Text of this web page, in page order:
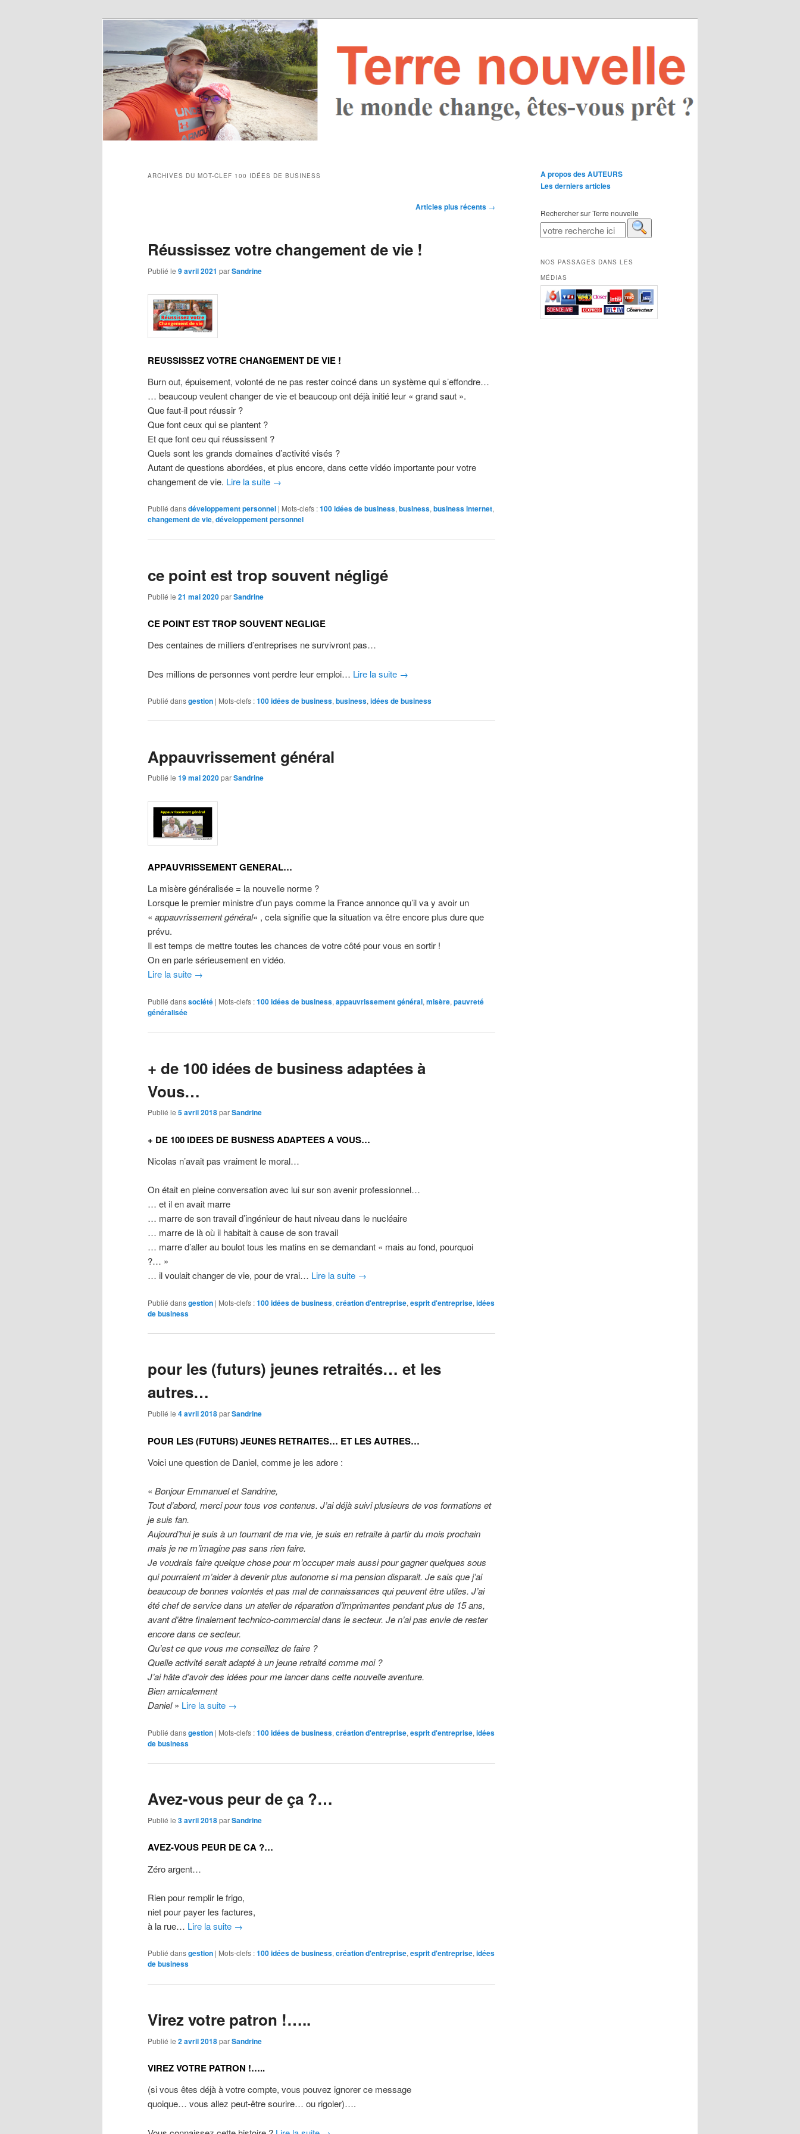
ARCHIVES DU MOT-CLEF 100 IDÉES DE BUSINESS
Articles plus récents →
Réussissez votre changement de vie !
Publié le 9 avril 2021 parSandrine
REUSSISSEZ VOTRE CHANGEMENT DE VIE !
Burn out, épuisement, volonté de ne pas rester coincé dans un système qui s’effondre…
… beaucoup veulent changer de vie et beaucoup ont déjà initié leur « grand saut ».
Que faut-il pout réussir ?
Que font ceux qui se plantent ?
Et que font ceu qui réussissent ?
Quels sont les grands domaines d’activité visés ?
Autant de questions abordées, et plus encore, dans cette vidéo importante pour votre
changement de vie. Lire la suite →
Publié dansdéveloppement personnel | Mots-clefs :100 idées de business, business, business internet,
changement de vie, développement personnel
ce point est trop souvent négligé
Publié le 21 mai 2020parSandrine
CE POINT EST TROP SOUVENT NEGLIGE
Des centaines de milliers d’entreprises ne survivront pas…
Des millions de personnes vont perdre leur emploi… Lire la suite →
Publié dansgestion | Mots-clefs :100 idées de business, business, idées de business
Appauvrissement général
Publié le 19 mai 2020parSandrine
APPAUVRISSEMENT GENERAL…
La misère généralisée = la nouvelle norme ?
Lorsque le premier ministre d’un pays comme la France annonce qu’il va y avoir un
« appauvrissement général« , cela signifie que la situation va être encore plus dure que
prévu.
Il est temps de mettre toutes les chances de votre côté pour vous en sortir !
On en parle sérieusement en vidéo.
Lire la suite →
Publié danssociété | Mots-clefs :100 idées de business, appauvrissement général, misère, pauvreté
généralisée
+ de 100 idées de business adaptées à
Vous…
Publié le 5 avril 2018parSandrine
+ DE 100 IDEES DE BUSNESS ADAPTEES A VOUS…
Nicolas n’avait pas vraiment le moral…
On était en pleine conversation avec lui sur son avenir professionnel…
… et il en avait marre
… marre de son travail d’ingénieur de haut niveau dans le nucléaire
… marre de là où il habitait à cause de son travail
… marre d’aller au boulot tous les matins en se demandant « mais au fond, pourquoi
?… »
… il voulait changer de vie, pour de vrai… Lire la suite →
Publié dansgestion | Mots-clefs :100 idées de business, création d'entreprise, esprit d'entreprise, idées
de business
pour les (futurs) jeunes retraités… et les
autres…
Publié le 4 avril 2018parSandrine
POUR LES (FUTURS) JEUNES RETRAITES… ET LES AUTRES…
Voici une question de Daniel, comme je les adore :
« Bonjour Emmanuel et Sandrine,
Tout d’abord, merci pour tous vos contenus. J’ai déjà suivi plusieurs de vos formations et
je suis fan.
Aujourd’hui je suis à un tournant de ma vie, je suis en retraite à partir du mois prochain
mais je ne m’imagine pas sans rien faire.
Je voudrais faire quelque chose pour m’occuper mais aussi pour gagner quelques sous
qui pourraient m’aider à devenir plus autonome si ma pension disparait. Je sais que j’ai
beaucoup de bonnes volontés et pas mal de connaissances qui peuvent être utiles. J’ai
été chef de service dans un atelier de réparation d’imprimantes pendant plus de 15 ans,
avant d’être finalement technico-commercial dans le secteur. Je n’ai pas envie de rester
encore dans ce secteur.
Qu’est ce que vous me conseillez de faire ?
Quelle activité serait adapté à un jeune retraité comme moi ?
J’ai hâte d’avoir des idées pour me lancer dans cette nouvelle aventure.
Bien amicalement
Daniel» Lire la suite →
Publié dansgestion | Mots-clefs :100 idées de business, création d'entreprise, esprit d'entreprise, idées
de business
Avez-vous peur de ça ?…
Publié le 3 avril 2018parSandrine
AVEZ-VOUS PEUR DE CA ?…
Zéro argent…
Rien pour remplir le frigo,
niet pour payer les factures,
à la rue… Lire la suite →
Publié dansgestion | Mots-clefs :100 idées de business, création d'entreprise, esprit d'entreprise, idées
de business
Virez votre patron !…..
Publié le 2 avril 2018parSandrine
VIREZ VOTRE PATRON !…..
(si vous êtes déjà à votre compte, vous pouvez ignorer ce message
quoique… vous allez peut-être sourire… ou rigoler)….
A propos des AUTEURS
Les derniers articles
Rechercher sur Terre nouvelle
NOS PASSAGES DANS LES
MÉDIAS